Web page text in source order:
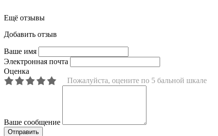
Ещё отзывы
Добавить отзыв
Ваше имя
Электронная почта
Оценка
Пожалуйста, оцените по 5 бальной шкале
Ваше сообщение